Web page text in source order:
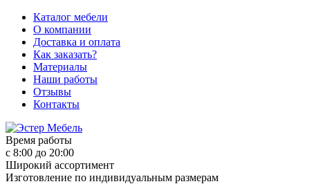
Каталог мебели
О компании
Доставка и оплата
Как заказать?
Материалы
Наши работы
Отзывы
Контакты
Время работы
с 8:00 до 20:00
Широкий ассортимент
Изготовление по индивидуальным размерам